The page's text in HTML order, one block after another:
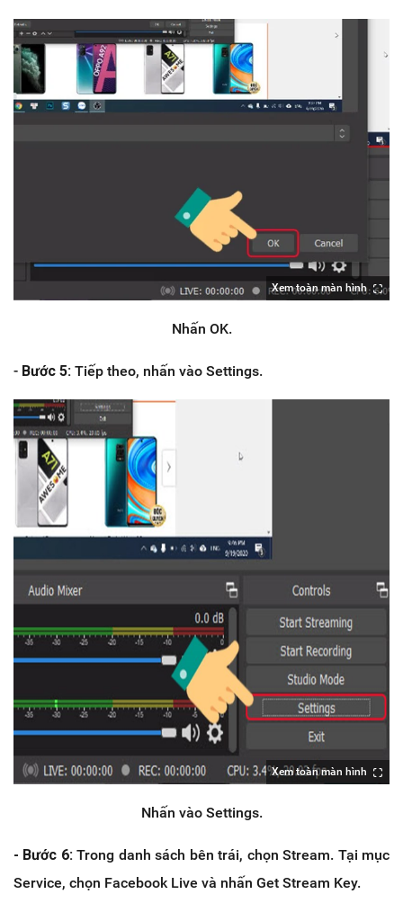
Xem toàn màn hình
Nhấn OK.
- Bước 5: Tiếp theo, nhấn vào Settings.
Xem toàn màn hình
Nhấn vào Settings.
- Bước 6:Trong danh sách bên trái, chọn Stream. Tại mục
Service, chọn Facebook Live và nhấn Get Stream Key.